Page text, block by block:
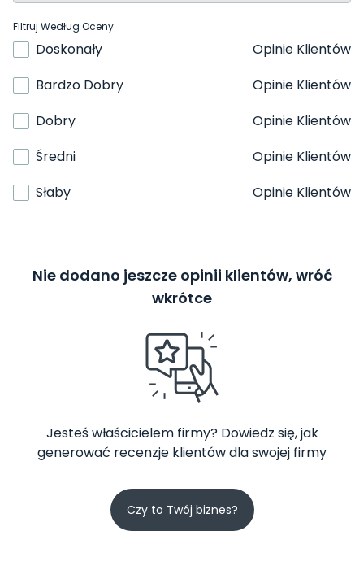
Filtruj Według Oceny
Doskonały
Opinie Klientów
Bardzo Dobry
Opinie Klientów
Dobry
Opinie Klientów
Średni
Opinie Klientów
Słaby
Opinie Klientów
Nie dodano jeszcze opinii klientów, wróć
wkrótce
Jesteś właścicielem firmy? Dowiedz się, jak
generować recenzje klientów dla swojej firmy
Czy to Twój biznes?